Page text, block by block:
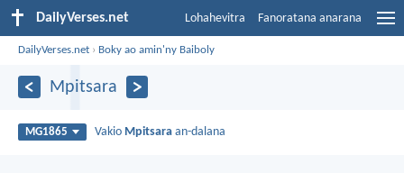
DailyVerses.net Lohahevitra Fanoratana anarana
DailyVerses.net › Boky ao amin'ny Baiboly
Mpitsara
MG1865 Vakio Mpitsara an-dalana